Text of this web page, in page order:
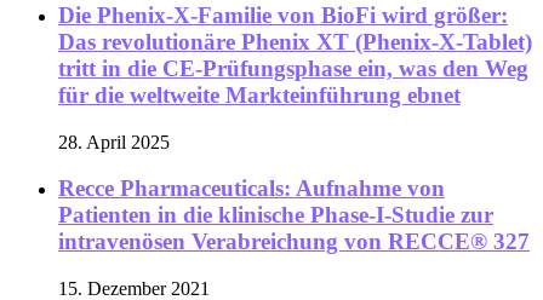
Die Phenix-X-Familie von BioFi wird größer:
Das revolutionäre Phenix XT (Phenix-X-Tablet)
tritt in die CE-Prüfungsphase ein, was den Weg
für die weltweite Markteinführung ebnet
28. April 2025
Recce Pharmaceuticals: Aufnahme von
Patienten in die klinische Phase-I-Studie zur
intravenösen Verabreichung von RECCE® 327
15. Dezember 2021